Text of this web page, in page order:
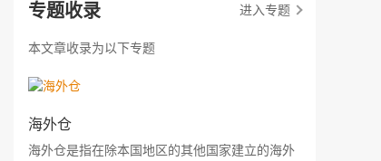
专题收录 进入专题
本文章收录为以下专题
海外仓
海外仓是指在除本国地区的其他国家建立的海外